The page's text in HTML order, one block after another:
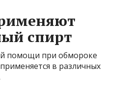
спирт
помощи при обмороке
в различных